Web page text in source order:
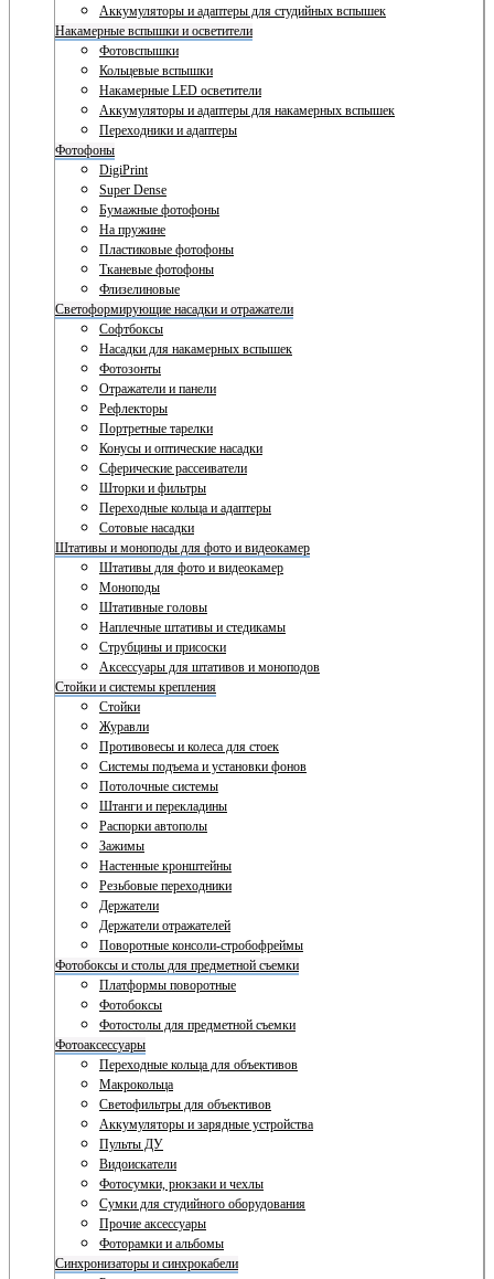
Аккумуляторы и адаптеры для студийных вспышек
Накамерные вспышки и осветители
Фотовспышки
Кольцевые вспышки
Накамерные LED осветители
Аккумуляторы и адаптеры для накамерных вспышек
Переходники и адаптеры
Фотофоны
DigiPrint
Super Dense
Бумажные фотофоны
На пружине
Пластиковые фотофоны
Тканевые фотофоны
Флизелиновые
Светоформирующие насадки и отражатели
Софтбоксы
Насадки для накамерных вспышек
Фотозонты
Отражатели и панели
Рефлекторы
Портретные тарелки
Конусы и оптические насадки
Сферические рассеиватели
Шторки и фильтры
Переходные кольца и адаптеры
Сотовые насадки
Штативы и моноподы для фото и видеокамер
Штативы для фото и видеокамер
Моноподы
Штативные головы
Наплечные штативы и стедикамы
Струбцины и присоски
Аксессуары для штативов и моноподов
Стойки и системы крепления
Стойки
Журавли
Противовесы и колеса для стоек
Системы подъема и установки фонов
Потолочные системы
Штанги и перекладины
Распорки автополы
Зажимы
Настенные кронштейны
Резьбовые переходники
Держатели
Держатели отражателей
Поворотные консоли-стробофреймы
Фотобоксы и столы для предметной съемки
Платформы поворотные
Фотобоксы
Фотостолы для предметной съемки
Фотоаксессуары
Переходные кольца для объективов
Макрокольца
Светофильтры для объективов
Аккумуляторы и зарядные устройства
Пульты ДУ
Видоискатели
Фотосумки, рюкзаки и чехлы
Сумки для студийного оборудования
Прочие аксессуары
Фоторамки и альбомы
Синхронизаторы и синхрокабели